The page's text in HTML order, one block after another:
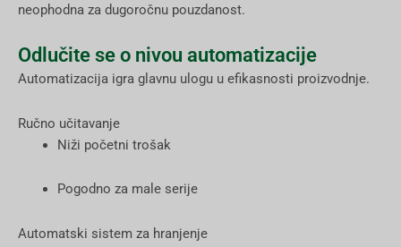
neophodna za dugoročnu pouzdanost.
Odlučite se o nivou automatizacije
Automatizacija igra glavnu ulogu u efikasnosti proizvodnje.
Ručno učitavanje
Niži početni trošak
Pogodno za male serije
Automatski sistem za hranjenje